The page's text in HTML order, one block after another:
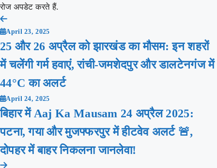
रोज अपडेट करते हैं.
Post
navigation
April 23, 2025
25 और 26 अप्रैल को झारखंड का मौसम: इन शहरों
में चलेंगी गर्म हवाएं, रांची-जमशेदपुर और डालटेनगंज में
44°C का अलर्ट
April 24, 2025
बिहार में Aaj Ka Mausam 24 अप्रैल 2025:
पटना, गया और मुजफ्फरपुर में हीटवेव अलर्ट 🚨,
दोपहर में बाहर निकलना जानलेवा!